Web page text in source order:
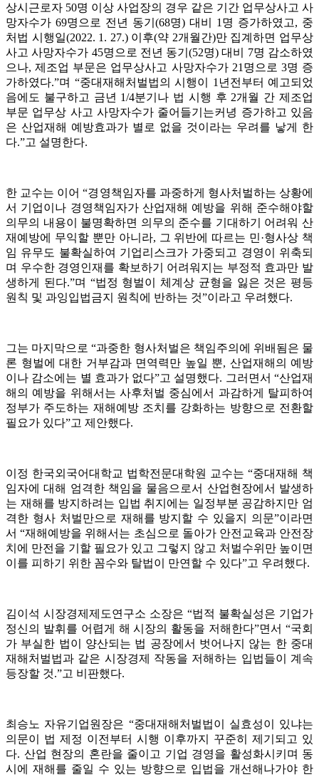
상시근로자 50명 이상 사업장의 경우 같은 기간 업무상사고 사
망자수가 69명으로 전년 동기(68명) 대비 1명 증가하였고, 중
처법 시행일(2022. 1. 27.) 이후(약 2개월간)만 집계하면 업무상
사고 사망자수가 45명으로 전년 동기(52명) 대비 7명 감소하였
으나, 제조업 부문은 업무상사고 사망자수가 21명으로 3명 증
가하였다.”며 “중대재해처벌법의 시행이 1년전부터 예고되었
음에도 불구하고 금년 1/4분기나 법 시행 후 2개월 간 제조업
부문 업무상 사고 사망자수가 줄어들기는커녕 증가하고 있음
은 산업재해 예방효과가 별로 없을 것이라는 우려를 낳게 한
다.”고 설명한다.
한 교수는 이어 “경영책임자를 과중하게 형사처벌하는 상황에
서 기업이나 경영책임자가 산업재해 예방을 위해 준수해야할
의무의 내용이 불명확하면 의무의 준수를 기대하기 어려워 산
재예방에 무익할 뿐만 아니라, 그 위반에 따르는 민·형사상 책
임 유무도 불확실하여 기업리스크가 가중되고 경영이 위축되
며 우수한 경영인재를 확보하기 어려워지는 부정적 효과만 발
생하게 된다.”며 “법정 형벌이 체계상 균형을 잃은 것은 평등
원칙 및 과잉입법금지 원칙에 반하는 것”이라고 우려했다.
그는 마지막으로 “과중한 형사처벌은 책임주의에 위배됨은 물
론 형벌에 대한 거부감과 면역력만 높일 뿐, 산업재해의 예방
이나 감소에는 별 효과가 없다”고 설명했다. 그러면서 “산업재
해의 예방을 위해서는 사후처벌 중심에서 과감하게 탈피하여
정부가 주도하는 재해예방 조치를 강화하는 방향으로 전환할
필요가 있다”고 제안했다.
이정 한국외국어대학교 법학전문대학원 교수는 “중대재해 책
임자에 대해 엄격한 책임을 물음으로서 산업현장에서 발생하
는 재해를 방지하려는 입법 취지에는 일정부분 공감하지만 엄
격한 형사 처벌만으로 재해를 방지할 수 있을지 의문”이라면
서 “재해예방을 위해서는 초심으로 돌아가 안전교육과 안전장
치에 만전을 기할 필요가 있고 그렇지 않고 처벌수위만 높이면
이를 피하기 위한 꼼수와 탈법이 만연할 수 있다”고 우려했다.
김이석 시장경제제도연구소 소장은 “법적 불확실성은 기업가
정신의 발휘를 어렵게 해 시장의 활동을 저해한다”면서 “국회
가 부실한 법이 양산되는 법 공장에서 벗어나지 않는 한 중대
재해처벌법과 같은 시장경제 작동을 저해하는 입법들이 계속
등장할 것.”고 비판했다.
최승노 자유기업원장은 “중대재해처벌법이 실효성이 있냐는
의문이 법 제정 이전부터 시행 이후까지 꾸준히 제기되고 있
다. 산업 현장의 혼란을 줄이고 기업 경영을 활성화시키며 동
시에 재해를 줄일 수 있는 방향으로 입법을 개선해나가야 한